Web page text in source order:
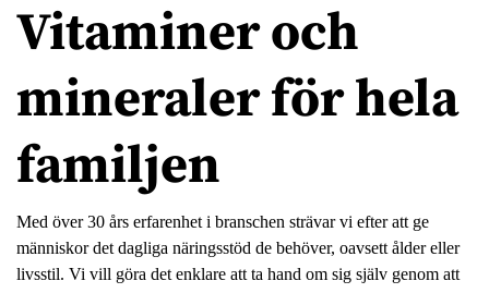
Vitaminer och
mineraler för hela
familjen
Med över 30 års erfarenhet i branschen strävar vi efter att ge
människor det dagliga näringsstöd de behöver, oavsett ålder eller
livsstil. Vi vill göra det enklare att ta hand om sig själv genom att